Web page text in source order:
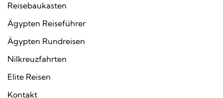
Reisebaukasten
Ägypten Reiseführer
Ägypten Rundreisen
Nilkreuzfahrten
Elite Reisen
Kontakt